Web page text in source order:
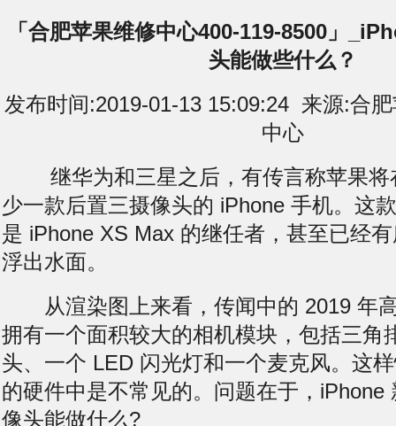
「合肥苹果维修中心400-119-8500」
头能做些什么？
发布时间:2019-01-13 15:09:24 来源:合
中心
继华为和三星之后，有传言称苹果将
少一款后置三摄像头的 iPhone 手机。这
是 iPhone XS Max 的继任者，甚至已经
浮出水面。
从渲染图上来看，传闻中的 2019 年
拥有一个面积较大的相机模块，包括三角
头、一个 LED 闪光灯和一个麦克风。这
的硬件中是不常见的。问题在于，iPhone
像头能做什么?